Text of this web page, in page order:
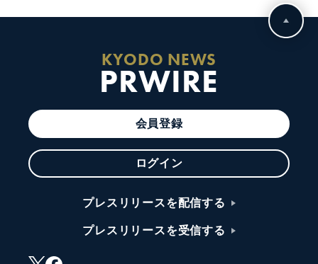
KYODO NEWS
PRWIRE
会員登録
ログイン
プレスリリースを配信する
プレスリリースを受信する